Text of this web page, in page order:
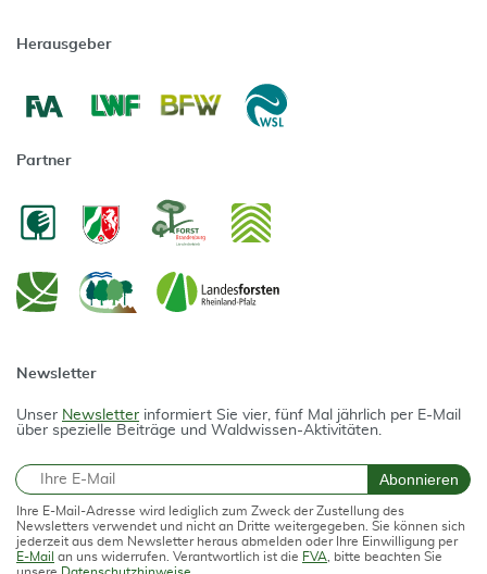
Herausgeber
Partner
Newsletter
Unser Newsletter informiert Sie vier, fünf Mal jährlich per E-Mail
über spezielle Beiträge und Waldwissen-Aktivitäten.
E-Mail Abonnieren
Ihre E-Mail-Adresse wird lediglich zum Zweck der Zustellung des
Newsletters verwendet und nicht an Dritte weitergegeben. Sie können sich
jederzeit aus dem Newsletter heraus abmelden oder Ihre Einwilligung per
E-Mail an uns widerrufen. Verantwortlich ist die FVA , bitte beachten Sie